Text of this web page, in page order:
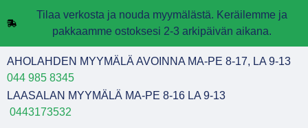
Tilaa verkosta ja nouda myymälästä. Keräilemme ja
pakkaamme ostoksesi 2-3 arkipäivän aikana.
AHOLAHDEN MYYMÄLÄ AVOINNA MA-PE 8-17, LA 9-13
044 985 8345
LAASALAN MYYMÄLÄ MA-PE 8-16 LA 9-13
0443173532